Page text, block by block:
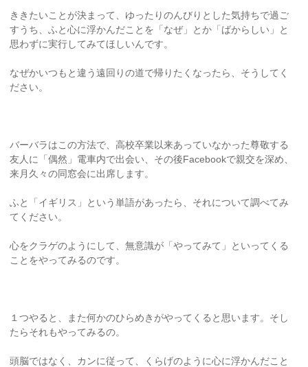
ききたいことが決まって、ゆったりのんびりとした気持ちで過ご
すうち、ふと心に浮かんだことを「なぜ」とか「ばからしい」と
思わずに実行してみてほしいんです。
なぜかいつもと違う遠回りの道で帰りたくなったら、そうしてく
ださい。
バーバラはこの方法で、高校卒業以来あっていなかった尊敬する
友人に「偶然」電車内で出会い、その後Facebookで親交を深め、
来月久々の同窓会に出席します。
ふと「イギリス」という単語があったら、それについて調べてみ
てください。
心をクラゲのようにして、無意識が「やってみて」といってくる
ことをやってみるのです。
１つやると、また何かのひらめきがやってくると思います。そし
たらそれもやってみるの。
頭脳ではなく、カンに従って、くらげのように心に浮かんだこと